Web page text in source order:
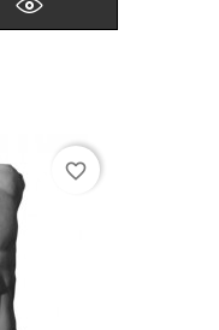
favorite_border